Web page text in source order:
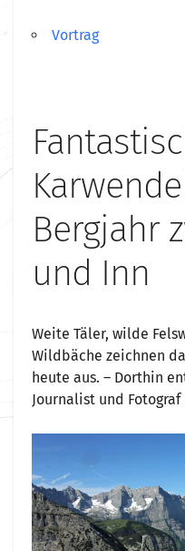
Vortrag
Bergjahr
und Inn
Weite Täler, wilde
Wildbäche zeichnen
heute aus. – Dorthin
Journalist und